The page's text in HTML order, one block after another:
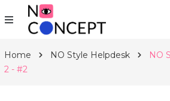
Home NO Style Helpdesk
NO
2 - #2